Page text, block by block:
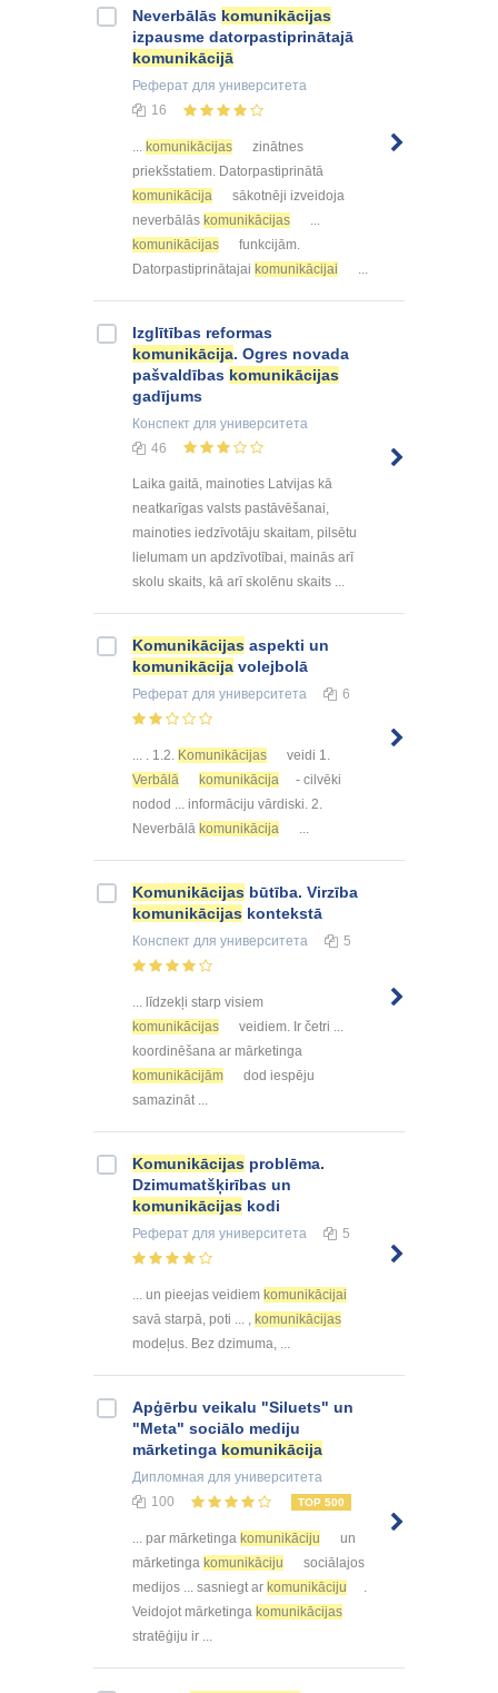
Neverbālās komunikācijas
izpausme datorpastiprinātajā
komunikācijā
Реферат для университета
16
komunikācijas
zinātnes
priekšstatiem. Datorpastiprinātā
komunikācija
sākotnēji izveidoja
neverbālās komunikācijas
komunikācijas
funkcijām.
Datorpastiprinātajai komunikācijai
Izglītības reformas
komunikācija. Ogres novada
pašvaldības komunikācijas
gadījums
Конспект для университета
46
Laika gaitā, mainoties Latvijas kā
neatkarīgas valsts pastāvēšanai,
mainoties iedzīvotāju skaitam, pilsētu
lielumam un apdzīvotībai, mainās arī
skolu skaits, kā arī skolēnu skaits ...
Komunikācijas aspekti un
komunikācija volejbolā
Реферат для университета 6
... . 1.2. Komunikācijas
veidi 1.
Verbālā
komunikācija
- cilvēki
nodod ... informāciju vārdiski. 2.
Neverbālā komunikācija ...
Komunikācijas būtība. Virzība
komunikācijas kontekstā
Конспект для университета 5
... līdzekļi starp visiem
komunikācijas
veidiem. Ir četri ...
koordinēšana ar mārketinga
komunikācijām
dod iespēju
samazināt ...
Komunikācijas problēma.
Dzimumatšķirības un
komunikācijas kodi
Реферат для университета 5
... un pieejas veidiem komunikācijai
savā starpā, poti ... , komunikācijas
modeļus. Bez dzimuma, ...
Apģērbu veikalu "Siluets" un
"Meta" sociālo mediju
mārketinga komunikācija
Дипломная для университета
100
TOP 500
... par mārketinga komunikāciju
un
mārketinga komunikāciju
sociālajos
medijos ... sasniegt ar komunikāciju
.
Veidojot mārketinga komunikācijas
stratēģiju ir ...